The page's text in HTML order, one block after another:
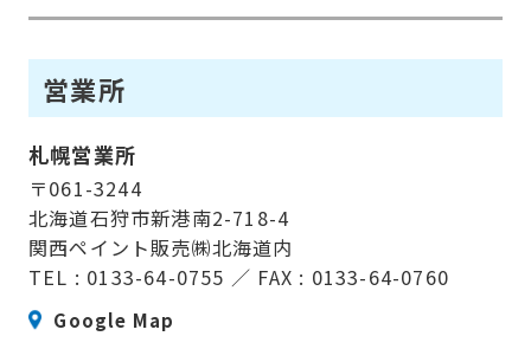
営業所
札幌営業所
〒061-3244
北海道石狩市新港南2-718-4
関西ペイント販売㈱北海道内
TEL : 0133-64-0755 ／ FAX : 0133-64-0760
Google Map